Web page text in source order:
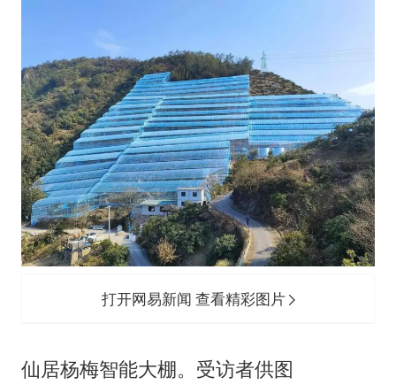
打开网易新闻 查看精彩图片
仙居杨梅智能大棚。受访者供图